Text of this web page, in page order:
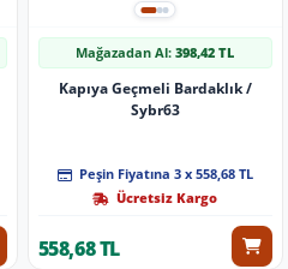
Mağazadan Al:398,42 TL
Kapıya Geçmeli Bardaklık /
Sybr63
Peşin Fiyatına 3 x 558,68 TL
Ücretsiz Kargo
558,68 TL